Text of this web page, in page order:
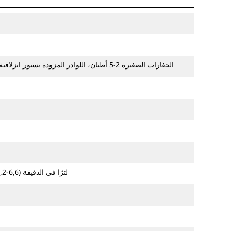
الحفارات الصغيرة 2-5 أطنان، اللوادر المزودة بسيور انزلاقية/المجنزرة الصغيرة 216-299
25-50 لترًا في الدقيقة (6,6-13,2 جالونًا في الدقيقة)